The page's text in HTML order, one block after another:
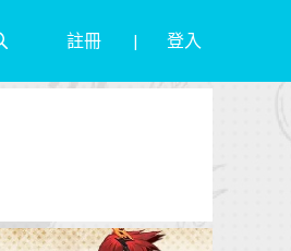
註冊 登入